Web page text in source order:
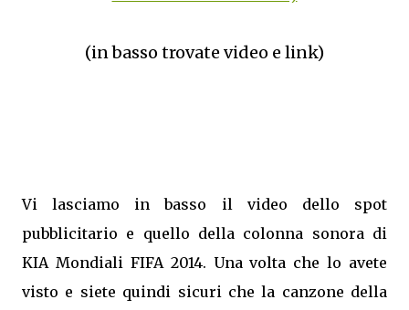
(in basso trovate video e link)
Vi lasciamo in basso il video dello spot
pubblicitario e quello della colonna sonora di
KIA Mondiali FIFA 2014. Una volta che lo avete
visto e siete quindi sicuri che la canzone della